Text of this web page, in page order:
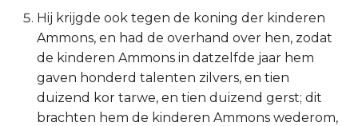
Filipenzen
Kolossenzen
1 Thessalonicenzen
Hij krijgde ook tegen de koning der kinderen
Ammons, en had de overhand over hen, zodat
de kinderen Ammons in datzelfde jaar hem
gaven honderd talenten zilvers, en tien
duizend kor tarwe, en tien duizend gerst; dit
brachten hem de kinderen Ammons wederom,